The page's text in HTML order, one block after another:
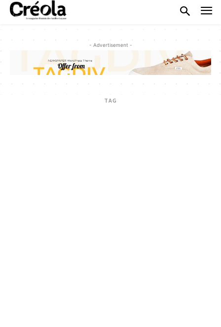
- Advertisement -
TAG